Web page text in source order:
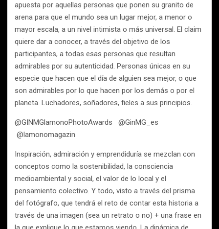
apuesta por aquellas personas que ponen su granito de
arena para que el mundo sea un lugar mejor, a menor o
mayor escala, a un nivel intimista o más universal. El claim
quiere dar a conocer, a través del objetivo de los
participantes, a todas esas personas que resultan
admirables por su autenticidad. Personas únicas en su
especie que hacen que el día de alguien sea mejor, o que
son admirables por lo que hacen por los demás o por el
planeta. Luchadores, soñadores, fieles a sus principios.
@GINMGlamonoPhotoAwards @GinMG_es
@lamonomagazin
Inspiración, admiración y emprendiduría se mezclan con
conceptos como la sostenibilidad, la consciencia
medioambiental y social, el valor de lo local y el
pensamiento colectivo. Y todo, visto a través del prisma
del fotógrafo, que tendrá el reto de contar esta historia a
través de una imagen (sea un retrato o no) + una frase en